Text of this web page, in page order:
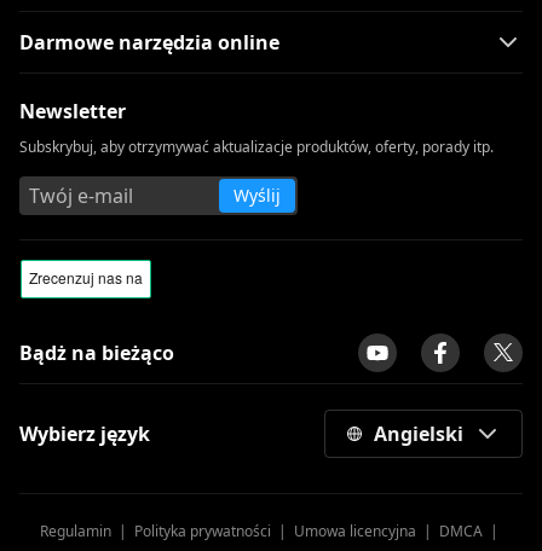
Darmowe narzędzia online
Newsletter
Subskrybuj, aby otrzymywać aktualizacje produktów, oferty, porady itp.
Wyślij
Bądż na bieżąco
Wybierz język Angielski
Regulamin | Polityka prywatności | Umowa licencyjna | DMCA |